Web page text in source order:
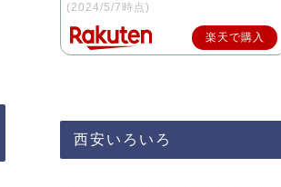
(2024/5/7時点)
楽天で購入
西安いろいろ